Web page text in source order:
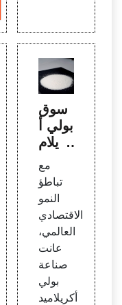
سوق
بولي أ
كريلام
العالم
ي - تق
ارير ال
سوق
العالم
مع
تباطؤ
النمو
الاقتصادي
العالمي،
عانت
صناعة
بولي
أكريلاميد